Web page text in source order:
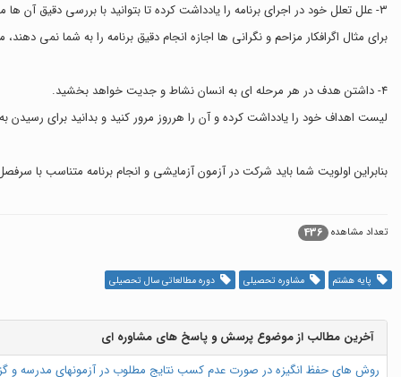
٣- علل تعلل خود در اجرای برنامه را یادداشت کرده تا بتوانید با بررسی دقیق آن ها مناسب ترین راه حل را یافته و با جدیت به اجرای برنامه بپردازید.
برای مثال اگرافکار مزاحم و نگرانی ها اجازه انجام دقیق برنامه را به شما نمی
٤- داشتن هدف در هر مرحله ای به انسان نشاط و جدیت خواهد بخشید.
لیست اهداف خود را یادداشت کرده و آن را هرروز مرور کنید و بدانید برای رسیدن
بنابراین اولویت شما باید شرکت در آزمون آزمایشی و انجام برنامه متناسب با
تعداد مشاهده 436
پایه هشتم مشاوره تحصیلی دوره مطالعاتی سال تحصیلی
آخرین مطالب از موضوع پرسش و پاسخ های مشاوره ای
روش های حفظ انگیزه در صورت عدم کسب نتایج مطلوب در آزمونهای مدرسه و